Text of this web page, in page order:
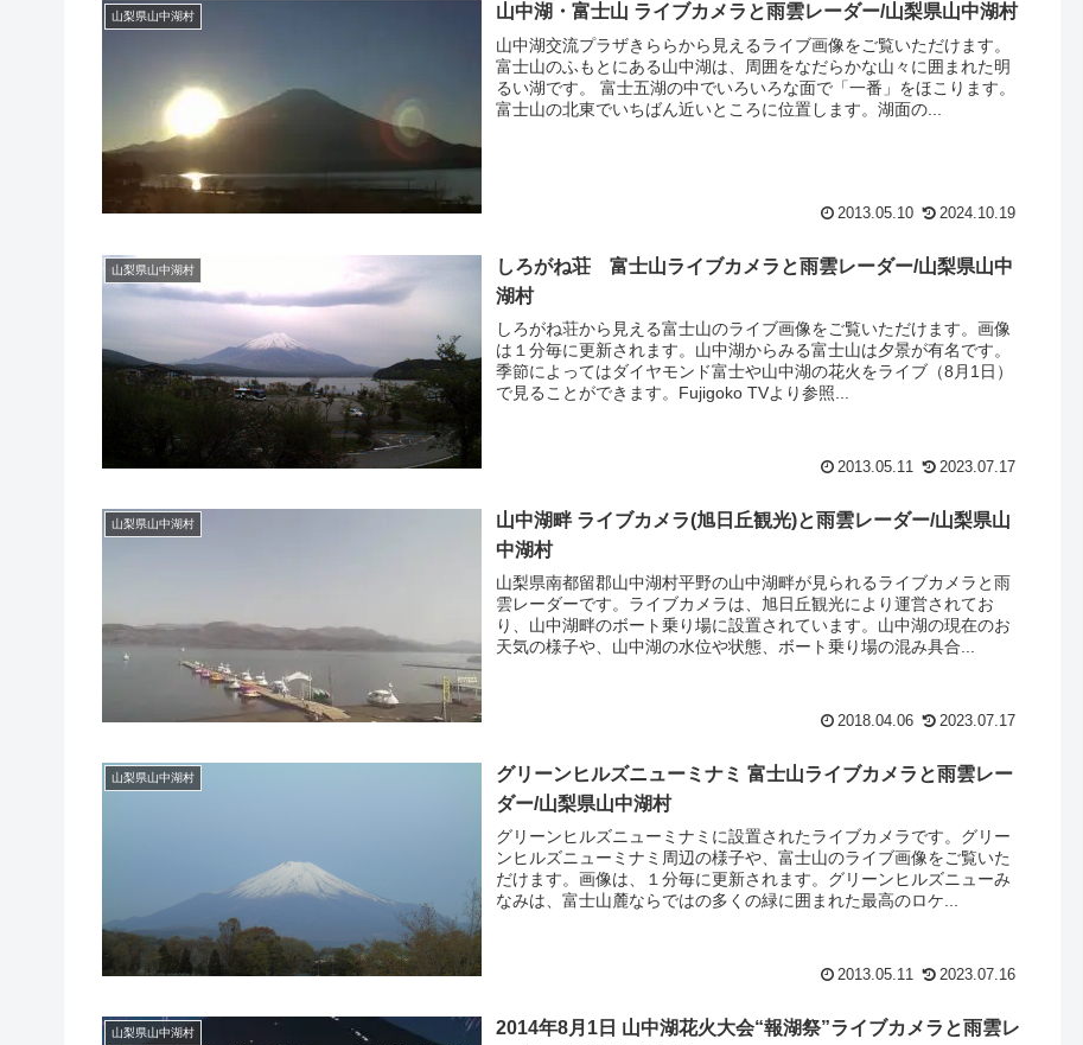
山梨県山中湖村 山中湖・富士山 ライブカメラと雨雲レーダー/山梨県山中湖村
山中湖交流プラザきららから見えるライブ画像をご覧いただけます。
富士山のふもとにある山中湖は、周囲をなだらかな山々に囲まれた明
るい湖です。 富士五湖の中でいろいろな面で「一番」をほこります。
富士山の北東でいちばん近いところに位置します。湖面の...
2013.05.10 2024.10.19
山梨県山中湖村
しろがね荘 富士山ライブカメラと雨雲レーダー/山梨県山中
湖村
しろがね荘から見える富士山のライブ画像をご覧いただけます。画像
は１分毎に更新されます。山中湖からみる富士山は夕景が有名です。
季節によってはダイヤモンド富士や山中湖の花火をライブ（8月1日）
で見ることができます。Fujigoko TVより参照...
2013.05.11 2023.07.17
山梨県山中湖村
山中湖畔 ライブカメラ(旭日丘観光)と雨雲レーダー/山梨県山
中湖村
山梨県南都留郡山中湖村平野の山中湖畔が見られるライブカメラと雨
雲レーダーです。ライブカメラは、旭日丘観光により運営されてお
り、山中湖畔のボート乗り場に設置されています。山中湖の現在のお
天気の様子や、山中湖の水位や状態、ボート乗り場の混み具合...
2018.04.06 2023.07.17
山梨県山中湖村
グリーンヒルズニューミナミ 富士山ライブカメラと雨雲レー
ダー/山梨県山中湖村
グリーンヒルズニューミナミに設置されたライブカメラです。グリー
ンヒルズニューミナミ周辺の様子や、富士山のライブ画像をご覧いた
だけます。画像は、１分毎に更新されます。グリーンヒルズニューみ
なみは、富士山麓ならではの多くの緑に囲まれた最高のロケ...
2013.05.11 2023.07.16
山梨県山中湖村
2014年8月1日 山中湖花火大会“報湖祭”ライブカメラと雨雲レ